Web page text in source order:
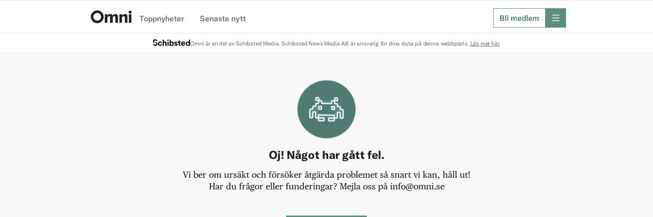
Toppnyheter Senaste nytt Bli medlem meny
Omni är en del av Schibsted Media. Schibsted News Media AB är ansvarig för dina data på denna webbplats. Läs mer här
Oj! Något har gått fel.
Vi ber om ursäkt och försöker åtgärda problemet så snart vi kan, håll ut!
Har du frågor eller funderingar? Mejla oss på info@omni.se